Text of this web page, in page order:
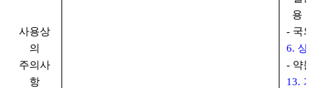
사용상
의
주의사
항
용
- 국
6. 상
- 약
13.